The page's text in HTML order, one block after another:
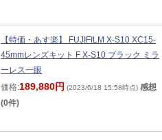
【特価・あす楽】 FUJIFILM X-S10 XC15-
45mmレンズキット F X-S10 ブラック ミラ
ーレス一眼
価格:189,880円 (2023/6/18 15:58時点) 感想
(0件)